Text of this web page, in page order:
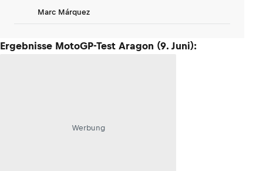
Marc Márquez
Ergebnisse MotoGP-Test Aragon (9. Juni):
Werbung